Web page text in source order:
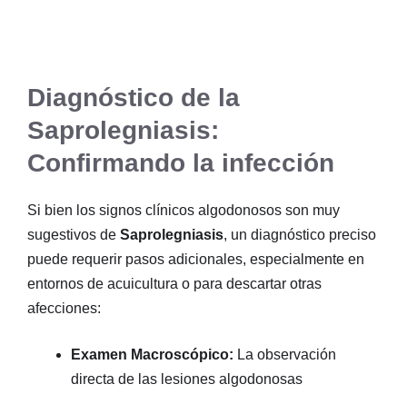
Diagnóstico de la
Saprolegniasis:
Confirmando la infección
Si bien los signos clínicos algodonosos son muy
sugestivos de Saprolegniasis, un diagnóstico preciso
puede requerir pasos adicionales, especialmente en
entornos de acuicultura o para descartar otras
afecciones:
Examen Macroscópico: La observación
directa de las lesiones algodonosas